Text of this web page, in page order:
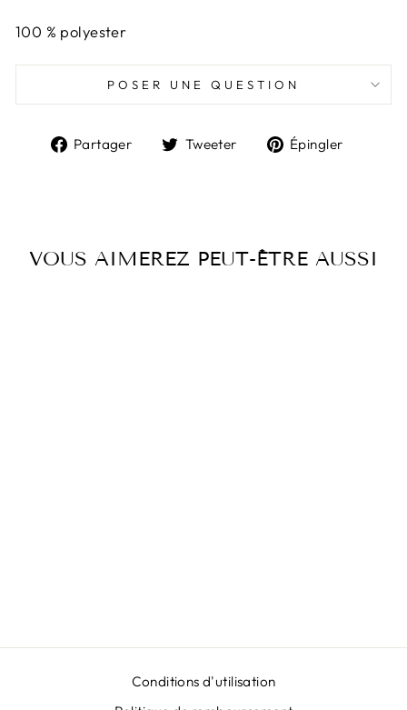
100 % polyester
POSER UNE QUESTION
Partager
PartagerTweeter
TweeterÉpingler
VOUS AIMEREZ PEUT-ÊTRE AUSSI
Conditions d'utilisation